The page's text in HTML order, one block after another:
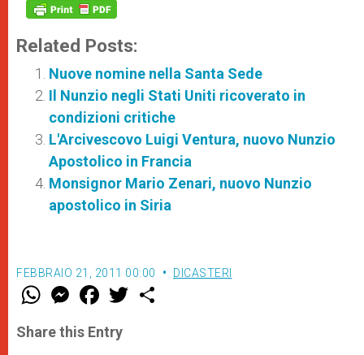
Related Posts:
Nuove nomine nella Santa Sede
Il Nunzio negli Stati Uniti ricoverato in
condizioni critiche
L'Arcivescovo Luigi Ventura, nuovo Nunzio
Apostolico in Francia
Monsignor Mario Zenari, nuovo Nunzio
apostolico in Siria
FEBBRAIO 21, 2011 00:00 DICASTERI
W
t
s
M
e
s
e
F
a
e
b
w
Share this Entry